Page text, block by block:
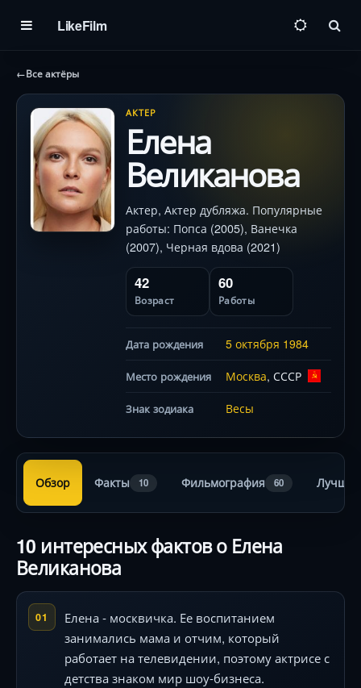
LikeFilm
←Все актёры
АКТЕР
Елена
Великанова
Актер, Актер дубляжа. Популярные
работы: Попса (2005), Ванечка
(2007), Черная вдова (2021)
42
Возраст
60
Работы
Дата рождения 5 октября 1984
Место рождения Москва, СССР
Знак зодиака Весы
Обзор Факты 10 Фильмография 60
10 интересных фактов о Елена
Великанова
01
Елена - москвичка. Ее воспитанием
занимались мама и отчим, который
работает на телевидении, поэтому актрисе с
детства знаком мир шоу-бизнеса.